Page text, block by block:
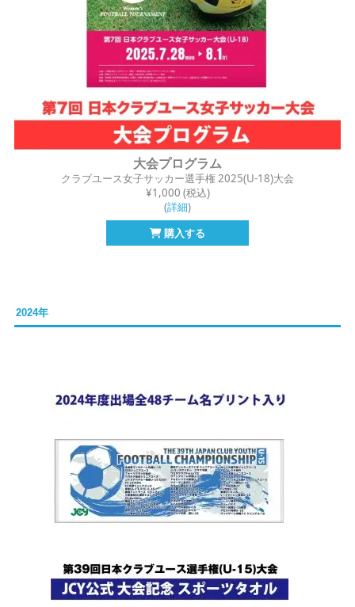
大会プログラム
クラブユース女子サッカー選手権 2025(U-18)大会
¥1,000 (税込)
(詳細)
購入する
2024年